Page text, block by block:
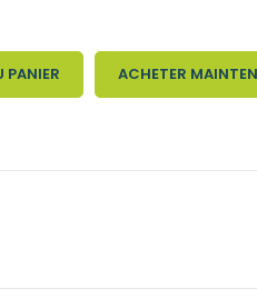
PANIER ACHETER